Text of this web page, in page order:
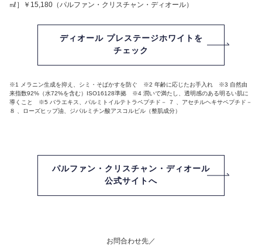
㎖］￥15,180（パルファン・クリスチャン・ディオール）
ディオール プレステージホワイトを
チェック
※1 メラニン生成を抑え、シミ・そばかすを防ぐ ※2 年齢に応じたお手入れ ※3 自然由
来指数92%（水72%を含む）ISO16128準拠 ※4 潤いで満たし、透明感のある明るい肌に
導くこと ※5 バラエキス、パルミトイルテトラペプチド－ ７ 、アセチルヘキサペプチド－
８ 、ローズヒップ油、ジパルミチン酸アスコルビル（整肌成分）
パルファン・クリスチャン・ディオール
公式サイトへ
お問合わせ先／